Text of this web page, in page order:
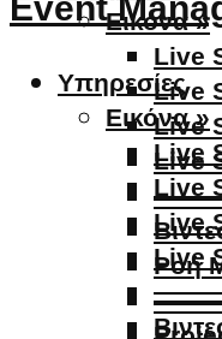
Εικόνα »
Live
Live
Live
Live
Ροή
Υπηρεσίες
Εικόνα »
Live
Live
Live
Live